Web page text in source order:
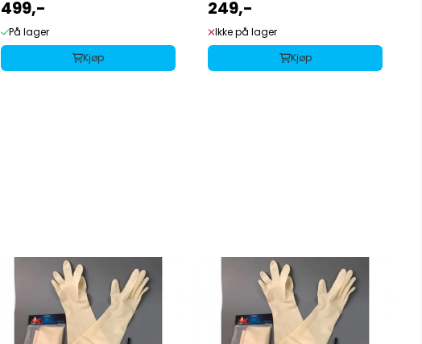
499,-
På lager
Kjøp
249,-
Ikke på lager
Kjøp